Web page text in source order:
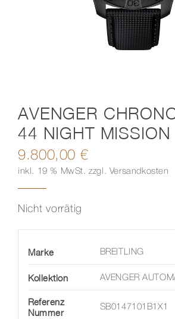
AVENGER
44 NIGHT MISSION
9.800,00 €
inkl. 19 % MwSt. zzgl. Versandkosten
Nicht vorrätig
Marke BREITLING
Kollektion AVENGER
Referenz
Nummer
SB0147101B1X1